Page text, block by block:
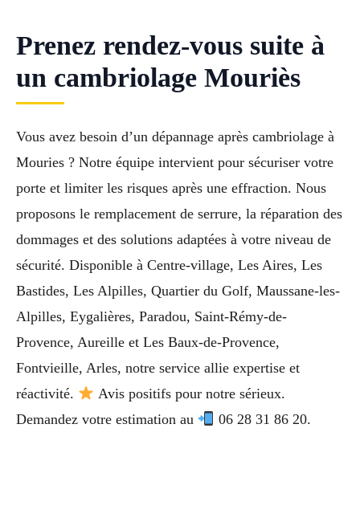
Prenez rendez-vous suite à
un cambriolage Mouriès
Vous avez besoin d’un dépannage après cambriolage à
Mouries ? Notre équipe intervient pour sécuriser votre
porte et limiter les risques après une effraction. Nous
proposons le remplacement de serrure, la réparation des
dommages et des solutions adaptées à votre niveau de
sécurité. Disponible à Centre-village, Les Aires, Les
Bastides, Les Alpilles, Quartier du Golf, Maussane-les-
Alpilles, Eygalières, Paradou, Saint-Rémy-de-
Provence, Aureille et Les Baux-de-Provence,
Fontvieille, Arles, notre service allie expertise et
réactivité.
Avis positifs pour notre sérieux.
Demandez votre estimation au
06 28 31 86 20.